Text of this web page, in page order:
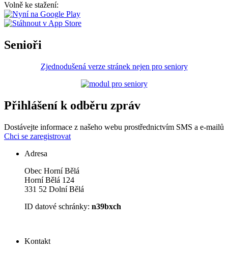
Volně ke stažení:
Senioři
Zjednodušená verze stránek nejen pro seniory
Přihlášení k odběru zpráv
Dostávejte informace z našeho webu prostřednictvím SMS a e-mailů
Chci se zaregistrovat
Adresa
Obec Horní Bělá
Horní Bělá 124
331 52 Dolní Bělá
ID datové schránky: n39bxch
Kontakt